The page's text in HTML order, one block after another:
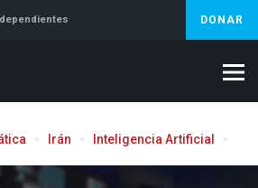
DONAR
Irán Inteligencia Artificial